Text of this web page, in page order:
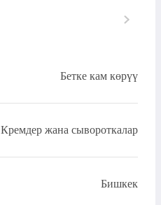
Бетке кам көрүү
Кремдер жана сывороткалар
Бишкек